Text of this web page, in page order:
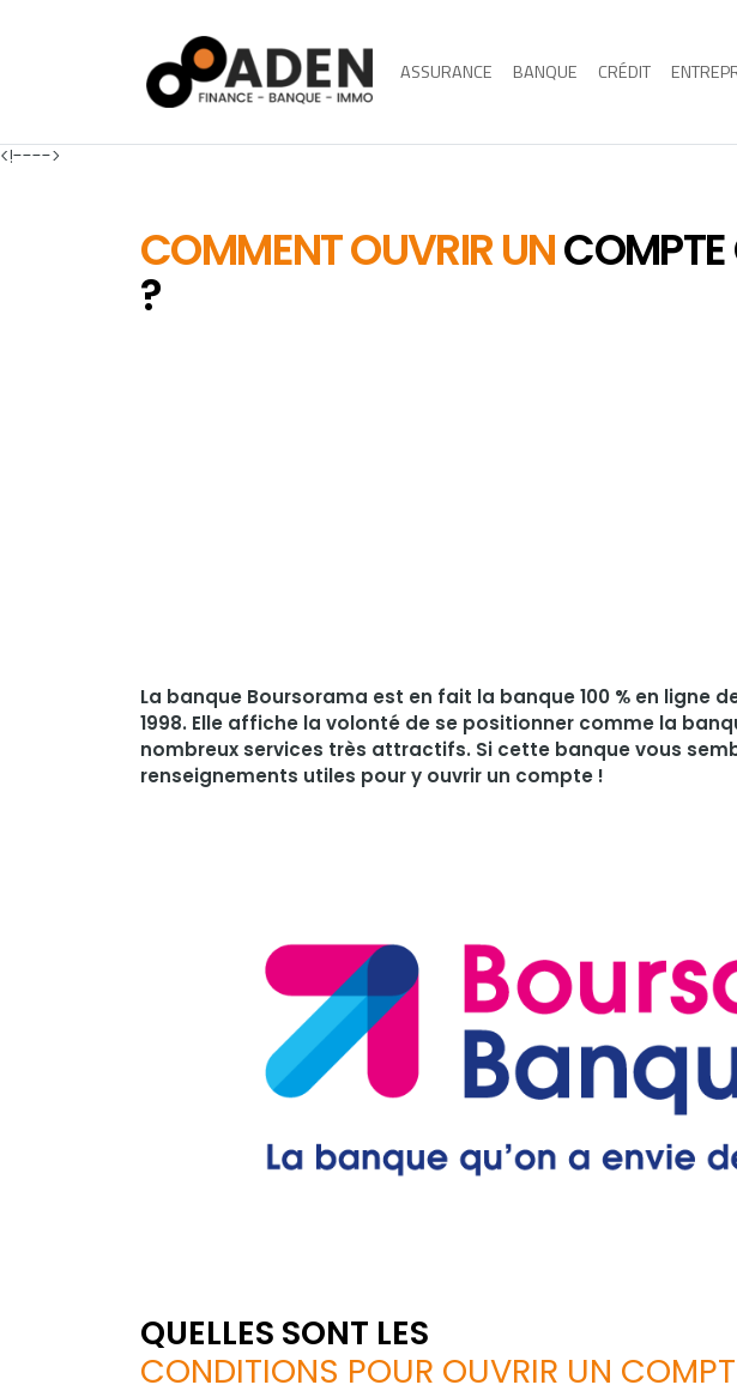
<!---->
ASSURANCE BANQUE CRÉDIT
COMMENT OUVRIR UN
?
La banque Boursorama est en fait la banque 100 % en ligne
1998. Elle affiche la volonté de se positionner comme la
nombreux services très attractifs. Si cette banque vous
renseignements utiles pour y ouvrir un compte !
QUELLES SONT LES
CONDITIONS POUR OUVRIR UN